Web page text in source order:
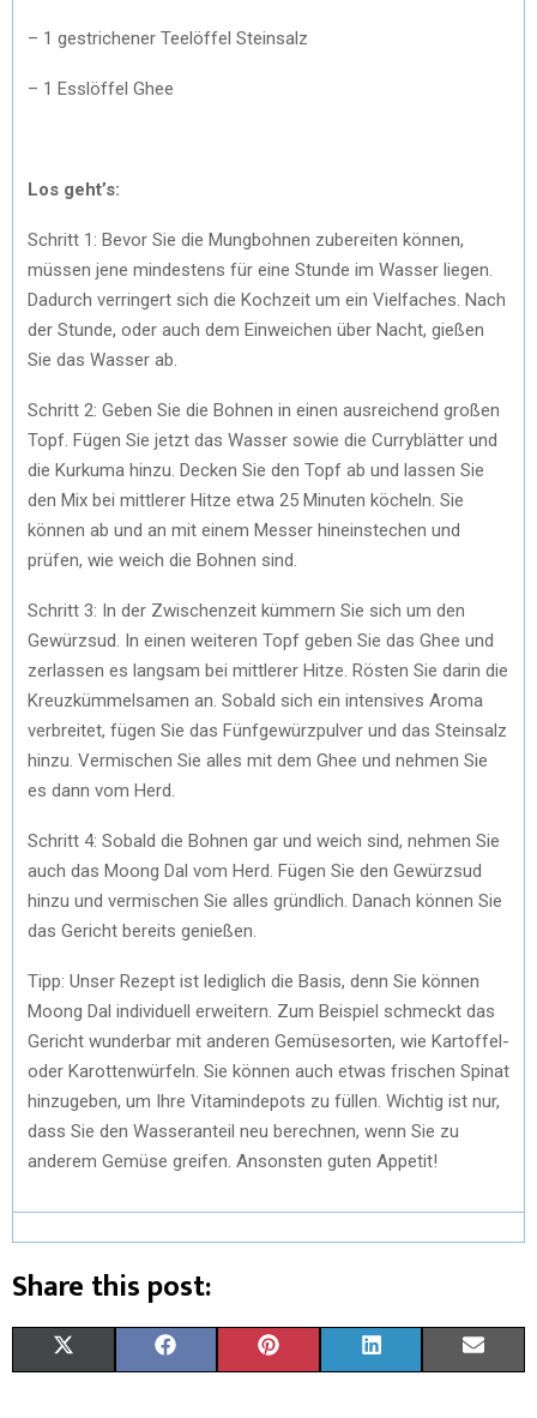
– 1 gestrichener Teelöffel Steinsalz
– 1 Esslöffel Ghee
Los geht’s:
Schritt 1: Bevor Sie die Mungbohnen zubereiten können,
müssen jene mindestens für eine Stunde im Wasser liegen.
Dadurch verringert sich die Kochzeit um ein Vielfaches. Nach
der Stunde, oder auch dem Einweichen über Nacht, gießen
Sie das Wasser ab.
Schritt 2: Geben Sie die Bohnen in einen ausreichend großen
Topf. Fügen Sie jetzt das Wasser sowie die Curryblätter und
die Kurkuma hinzu. Decken Sie den Topf ab und lassen Sie
den Mix bei mittlerer Hitze etwa 25 Minuten köcheln. Sie
können ab und an mit einem Messer hineinstechen und
prüfen, wie weich die Bohnen sind.
Schritt 3: In der Zwischenzeit kümmern Sie sich um den
Gewürzsud. In einen weiteren Topf geben Sie das Ghee und
zerlassen es langsam bei mittlerer Hitze. Rösten Sie darin die
Kreuzkümmelsamen an. Sobald sich ein intensives Aroma
verbreitet, fügen Sie das Fünfgewürzpulver und das Steinsalz
hinzu. Vermischen Sie alles mit dem Ghee und nehmen Sie
es dann vom Herd.
Schritt 4: Sobald die Bohnen gar und weich sind, nehmen Sie
auch das Moong Dal vom Herd. Fügen Sie den Gewürzsud
hinzu und vermischen Sie alles gründlich. Danach können Sie
das Gericht bereits genießen.
Tipp: Unser Rezept ist lediglich die Basis, denn Sie können
Moong Dal individuell erweitern. Zum Beispiel schmeckt das
Gericht wunderbar mit anderen Gemüsesorten, wie Kartoffel-
oder Karottenwürfeln. Sie können auch etwas frischen Spinat
hinzugeben, um Ihre Vitamindepots zu füllen. Wichtig ist nur,
dass Sie den Wasseranteil neu berechnen, wenn Sie zu
anderem Gemüse greifen. Ansonsten guten Appetit!
Share this post: